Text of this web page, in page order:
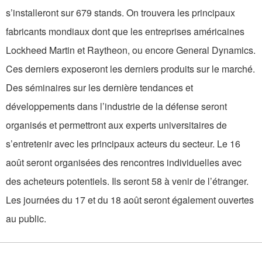
s’installeront sur 679 stands. On trouvera les principaux
fabricants mondiaux dont que les entreprises américaines
Lockheed Martin et Raytheon, ou encore General Dynamics.
Ces derniers exposeront les derniers produits sur le marché.
Des séminaires sur les dernière tendances et
développements dans l’industrie de la défense seront
organisés et permettront aux experts universitaires de
s’entretenir avec les principaux acteurs du secteur. Le 16
août seront organisées des rencontres individuelles avec
des acheteurs potentiels. Ils seront 58 à venir de l’étranger.
Les journées du 17 et du 18 août seront également ouvertes
au public.